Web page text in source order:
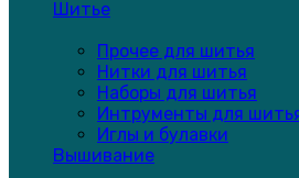
Шитье
Прочее для шитья
Нитки для шитья
Наборы для шитья
Интрументы для
Иглы и булавки
Вышивание